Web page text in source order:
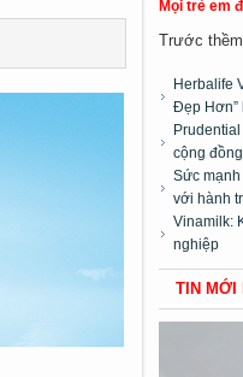
Mọi trẻ em
Trước
Herbalife
Đẹp Hơn”
cộng
Sức
với hành
Vinamilk:
nghiệp
TIN MỚI